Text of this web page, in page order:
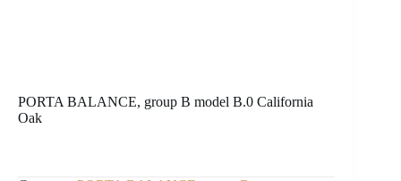
PORTA BALANCE, group B model B.0 California
Oak